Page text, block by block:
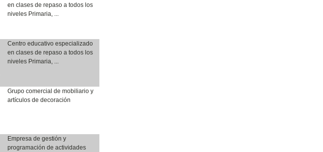
en clases de repaso a todos los
niveles Primaria, ...
Centro educativo especializado
en clases de repaso a todos los
niveles Primaria, ...
Grupo comercial de mobiliario y
artículos de decoración
Empresa de gestión y
programación de actividades